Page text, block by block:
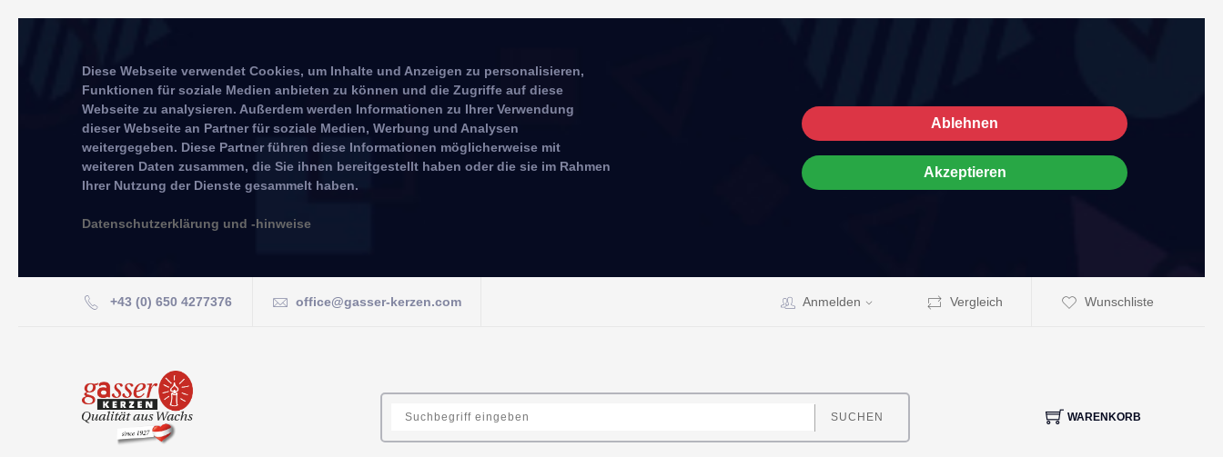
Diese Webseite verwendet Cookies, um Inhalte und Anzeigen zu personalisieren,
Funktionen für soziale Medien anbieten zu können und die Zugriffe auf diese
Webseite zu analysieren. Außerdem werden Informationen zu Ihrer Verwendung
dieser Webseite an Partner für soziale Medien, Werbung und Analysen
weitergegeben. Diese Partner führen diese Informationen möglicherweise mit
weiteren Daten zusammen, die Sie ihnen bereitgestellt haben oder die sie im Rahmen
Ihrer Nutzung der Dienste gesammelt haben.
Datenschutzerklärung und -hinweise
Ablehnen
Akzeptieren
+43 (0) 650 4277376 office@gasser-kerzen.com Anmelden Vergleich Wunschliste
SUCHEN WARENKORB